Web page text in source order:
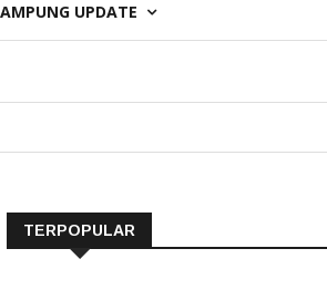
UPDATE
TERPOPULAR